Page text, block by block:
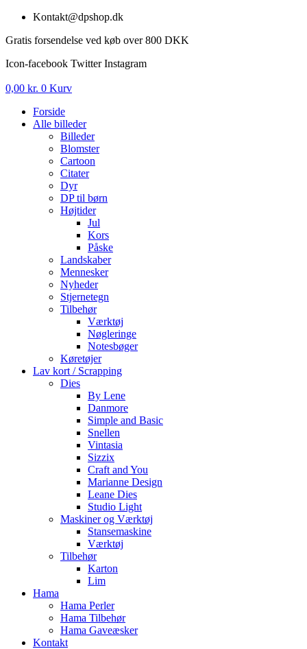
Videre
indhold
Kontakt@dpshop.dk
Gratis forsendelse ved køb over 800 DKK
Icon-facebook Twitter Instagram
0,00 kr. 0 Kurv
Forside
Alle billeder
Billeder
Blomster
Cartoon
Citater
Dyr
DP til børn
Højtider
Jul
Kors
Påske
Landskaber
Mennesker
Nyheder
Stjernetegn
Tilbehør
Værktøj
Nøgleringe
Notesbøger
Køretøjer
Lav kort / Scrapping
Dies
By Lene
Danmore
Simple and Basic
Snellen
Vintasia
Sizzix
Craft and You
Marianne Design
Leane Dies
Studio Light
Maskiner og Værktøj
Stansemaskine
Værktøj
Tilbehør
Karton
Lim
Hama
Hama Perler
Hama Tilbehør
Hama Gaveæsker
Kontakt